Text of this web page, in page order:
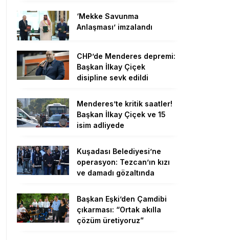
‘Mekke Savunma
Anlaşması’ imzalandı
CHP’de Menderes depremi:
Başkan İlkay Çiçek
disipline sevk edildi
Menderes’te kritik saatler!
Başkan İlkay Çiçek ve 15
isim adliyede
Kuşadası Belediyesi’ne
operasyon: Tezcan’ın kızı
ve damadı gözaltında
Başkan Eşki’den Çamdibi
çıkarması: “Ortak akılla
çözüm üretiyoruz”